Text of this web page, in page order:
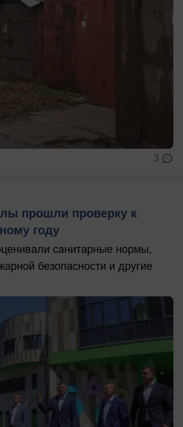
3
прошли проверку к
году
санитарные нормы,
безопасности и другие